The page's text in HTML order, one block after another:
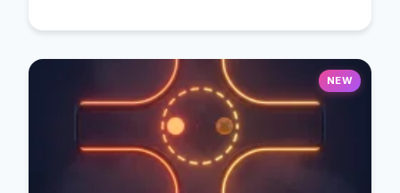
NEW